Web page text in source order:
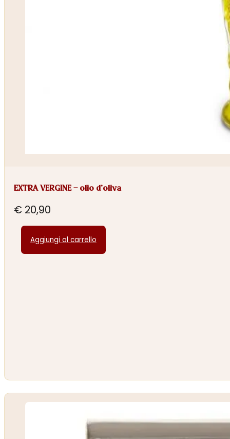
EXTRA VERGINE – olio d’oliva
€ 20,90
Aggiungi al carrello